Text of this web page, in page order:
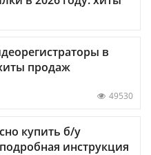
в
продаж
49530
купить б/у
инструкция